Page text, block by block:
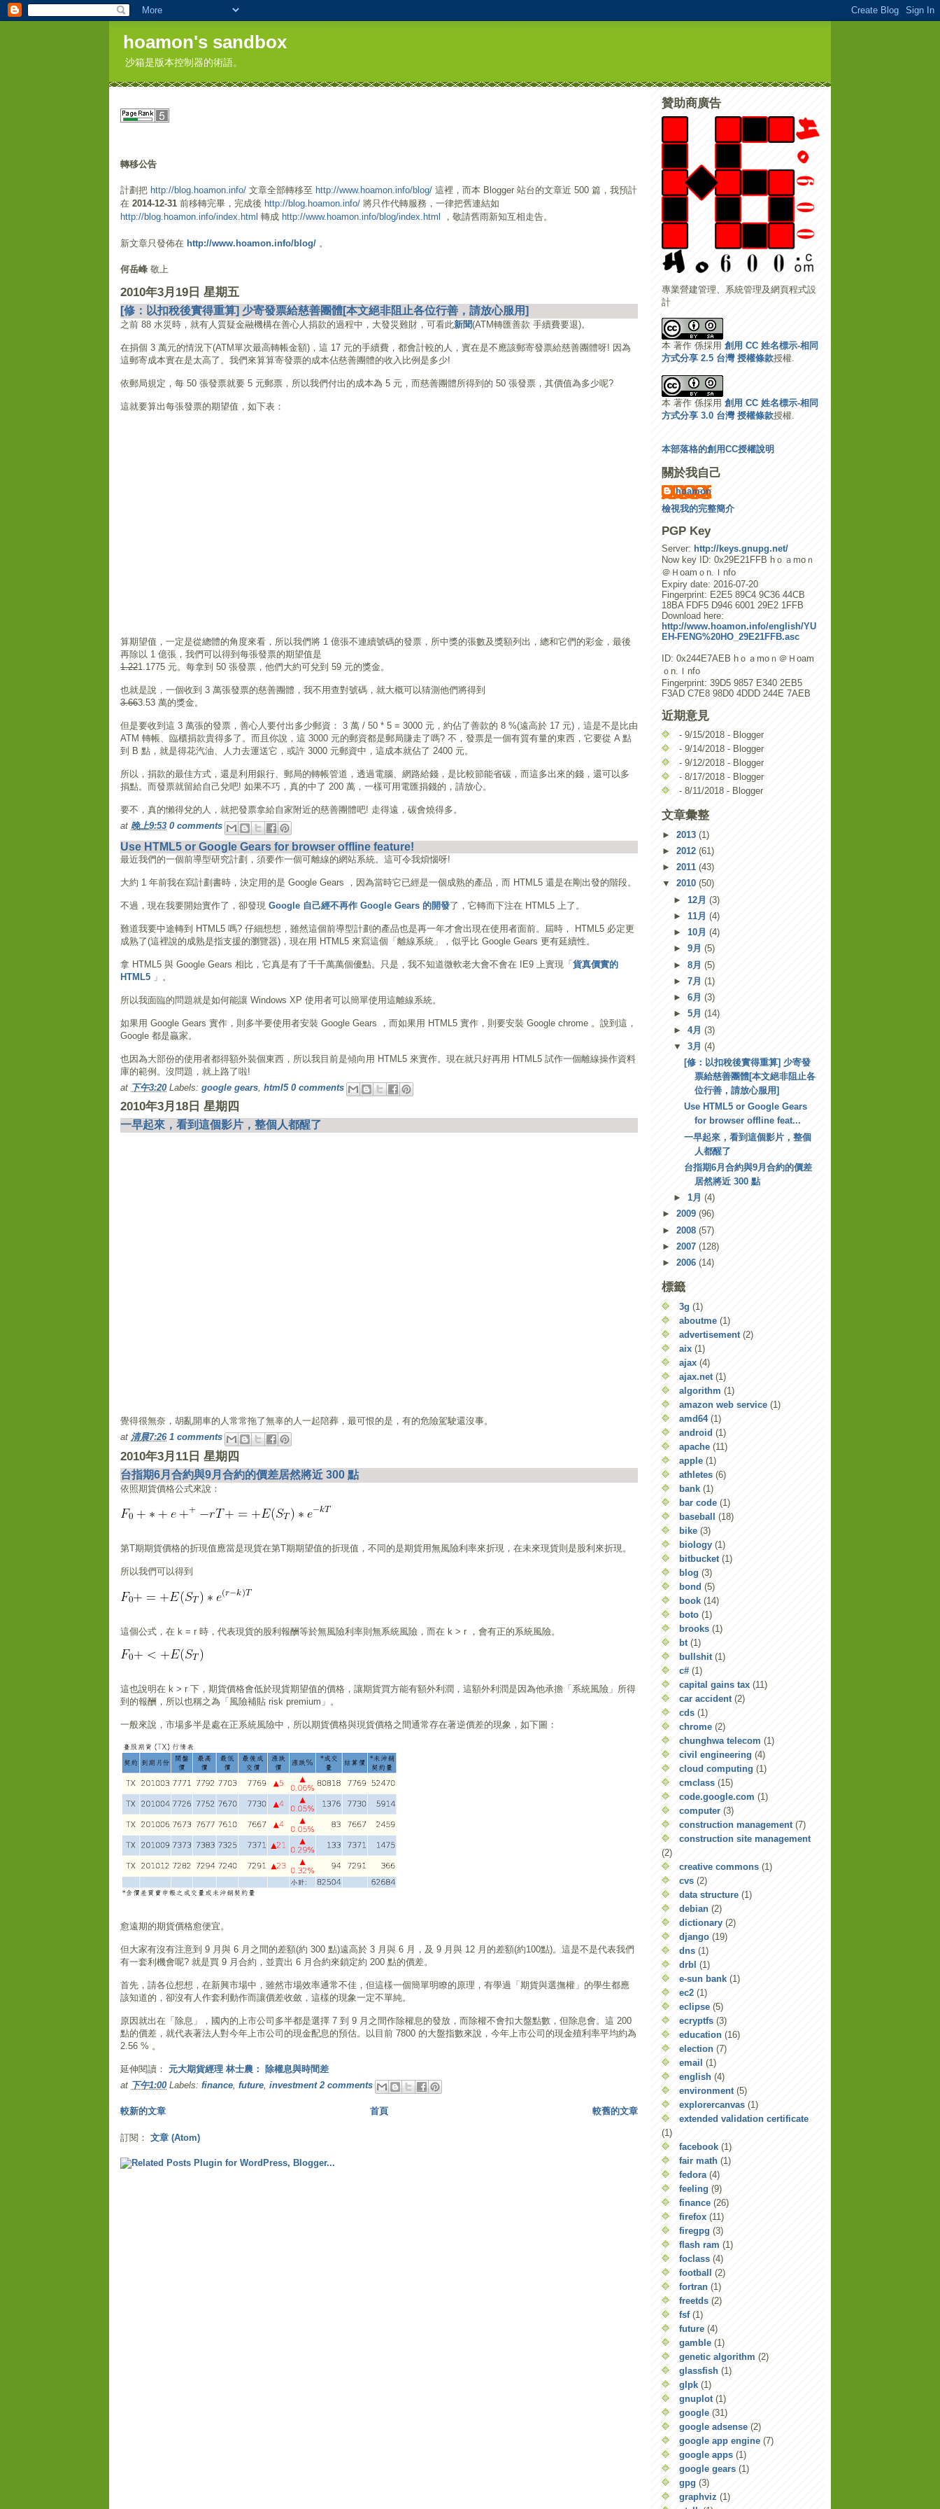
hoamon's sandbox
沙箱是版本控制器的術語。
轉移公告
計劃把 http://blog.hoamon.info/ 文章全部轉移至 http://www.hoamon.info/blog/ 這裡，而本 Blogger 站台的文章近 500 篇，我預計
在 2014-12-31 前移轉完畢，完成後 http://blog.hoamon.info/ 將只作代轉服務，一律把舊連結如
http://blog.hoamon.info/index.html 轉成 http://www.hoamon.info/blog/index.html ，敬請舊雨新知互相走告。
新文章只發佈在 http://www.hoamon.info/blog/ 。
何岳峰 敬上
2010年3月19日 星期五
[修：以扣稅後實得重算] 少寄發票給慈善團體[本文絕非阻止各位行善，請放心服用]
之前 88 水災時，就有人質疑金融機構在善心人捐款的過程中，大發災難財，可看此新聞(ATM轉匯善款 手續費要退)。
在捐個 3 萬元的情況下(ATM單次最高轉帳金額)，這 17 元的手續費，都會計較的人，實在是不應該郵寄發票給慈善團體呀! 因為
這郵寄成本實在是太高了。我們來算算寄發票的成本佔慈善團體的收入比例是多少!
依郵局規定，每 50 張發票就要 5 元郵票，所以我們付出的成本為 5 元，而慈善團體所得到的 50 張發票，其價值為多少呢?
這就要算出每張發票的期望值，如下表：
算期望值，一定是從總體的角度來看，所以我們將 1 億張不連續號碼的發票，所中獎的張數及獎額列出，總和它們的彩金，最後
再除以 1 億張，我們可以得到每張發票的期望值是
1.221.1775 元。每拿到 50 張發票，他們大約可兌到 59 元的獎金。
也就是說，一個收到 3 萬張發票的慈善團體，我不用查對號碼，就大概可以猜測他們將得到
3.663.53 萬的獎金。
但是要收到這 3 萬張的發票，善心人要付出多少郵資： 3 萬 / 50 * 5 = 3000 元，約佔了善款的 8 %(遠高於 17 元)，這是不是比由
ATM 轉帳、臨櫃捐款貴得多了。而且你說，這 3000 元的郵資都是郵局賺走了嗎? 不，發票是一個有質有量的東西，它要從 A 點
到 B 點，就是得花汽油、人力去運送它，或許 3000 元郵資中，這成本就佔了 2400 元。
所以，捐款的最佳方式，還是利用銀行、郵局的轉帳管道，透過電腦、網路給錢，是比較節能省碳，而這多出來的錢，還可以多
捐點。而發票就留給自己兌吧! 如果不巧，真的中了 200 萬，一樣可用電匯捐錢的，請放心。
要不，真的懶得兌的人，就把發票拿給自家附近的慈善團體吧! 走得遠，碳會燒得多。
at 晚上9:53 0 comments
Use HTML5 or Google Gears for browser offline feature!
最近我們的一個前導型研究計劃，須要作一個可離線的網站系統。這可令我煩惱呀!
大約 1 年前我在寫計劃書時，決定用的是 Google Gears ，因為當時它已經是一個成熟的產品，而 HTML5 還是在剛出發的階段。
不過，現在我要開始實作了，卻發現 Google 自己經不再作 Google Gears 的開發了，它轉而下注在 HTML5 上了。
難道我要中途轉到 HTML5 嗎? 仔細想想，雖然這個前導型計劃的產品也是再一年才會出現在使用者面前。屆時， HTML5 必定更
成熟了(這裡說的成熟是指支援的瀏覽器)，現在用 HTML5 來寫這個「離線系統」，似乎比 Google Gears 更有延續性。
拿 HTML5 與 Google Gears 相比，它真是有了千千萬萬個優點。只是，我不知道微軟老大會不會在 IE9 上實現「貨真價實的
HTML5 」。
所以我面臨的問題就是如何能讓 Windows XP 使用者可以簡單使用這離線系統。
如果用 Google Gears 實作，則多半要使用者安裝 Google Gears ，而如果用 HTML5 實作，則要安裝 Google chrome 。說到這，
Google 都是贏家。
也因為大部份的使用者都得額外裝個東西，所以我目前是傾向用 HTML5 來實作。現在就只好再用 HTML5 試作一個離線操作資料
庫的範例。沒問題，就上路了啦!
at 下午3:20 Labels: google gears html5 0 comments
2010年3月18日 星期四
一早起來，看到這個影片，整個人都醒了
覺得很無奈，胡亂開車的人常常拖了無辜的人一起陪葬，最可恨的是，有的危險駕駛還沒事。
at 清晨7:26 1 comments
2010年3月11日 星期四
台指期6月合約與9月合約的價差居然將近 300 點
依照期貨價格公式來說：
第T期期貨價格的折現值應當是現貨在第T期期望值的折現值，不同的是期貨用無風險利率來折現，在未來現貨則是股利來折現。
所以我們可以得到
這個公式，在 k = r 時，代表現貨的股利報酬等於無風險利率則無系統風險，而在 k > r ，會有正的系統風險。
這也說明在 k > r 下，期貨價格會低於現貨期望值的價格，讓期貨買方能有額外利潤，這額外利潤是因為他承擔「系統風險」所得
到的報酬，所以也稱之為「風險補貼 risk premium」。
一般來說，市場多半是處在正系統風險中，所以期貨價格與現貨價格之間通常存在著逆價差的現象，如下圖：
愈遠期的期貨價格愈便宜。
但大家有沒有注意到 9 月與 6 月之間的差額(約 300 點)遠高於 3 月與 6 月，及 9 月與 12 月的差額(約100點)。這是不是代表我們
有一套利機會呢? 就是買 9 月合約，並賣出 6 月合約來鎖定約 200 點的價差。
首先，請各位想想，在新興市場中，雖然市場效率通常不佳，但這樣一個簡單明瞭的原理，有學過「期貨與選撫權」的學生都應
該知道的，卻沒有人作套利動作而讓價差收斂，這樣的現象一定不單純。
原因就出在「除息」，國內的上市公司多半都是選擇 7 到 9 月之間作除權息的發放，而除權不會扣大盤點數，但除息會。這 200
點的價差，就代表著法人對今年上市公司的現金配息的預估。以目前 7800 的大盤指數來說，今年上市公司的現金殖利率平均約為
2.56 % 。
延伸閱讀： 元大期貨經理 林士農： 除權息與時間差
at 下午1:00 Labels: finance future investment 2 comments
較新的文章 較舊的文章
首頁
訂閱： 文章 (Atom)
贊助商廣告
專業營建管理、系統管理及網頁程式設
計
本 著作 係採用 創用 CC 姓名標示-相同
方式分享 2.5 台灣 授權條款授權.
本 著作 係採用 創用 CC 姓名標示-相同
方式分享 3.0 台灣 授權條款授權.
本部落格的創用CC授權說明
關於我自己
hoamon
檢視我的完整簡介
PGP Key
Server: http://keys.gnupg.net/
Now key ID: 0x29E21FFB hｏａmoｎ
＠Ｈoamｏn.Ｉnfo
Expiry date: 2016-07-20
Fingerprint: E2E5 89C4 9C36 44CB
18BA FDF5 D946 6001 29E2 1FFB
Download here:
http://www.hoamon.info/english/YU
EH-FENG%20HO_29E21FFB.asc
ID: 0x244E7AEB hｏａmoｎ＠Ｈoam
ｏn.Ｉnfo
Fingerprint: 39D5 9857 E340 2EB5
F3AD C7E8 98D0 4DDD 244E 7AEB
近期意見
- 9/15/2018 - Blogger
- 9/14/2018 - Blogger
- 9/12/2018 - Blogger
- 8/17/2018 - Blogger
- 8/11/2018 - Blogger
文章彙整
► 2013 (1)
► 2012 (61)
► 2011 (43)
▼ 2010 (50)
► 12月 (3)
► 11月 (4)
► 10月 (4)
► 9月 (5)
► 8月 (5)
► 7月 (1)
► 6月 (3)
► 5月 (14)
► 4月 (3)
▼ 3月 (4)
[修：以扣稅後實得重算] 少寄發
票給慈善團體[本文絕非阻止各
位行善，請放心服用]
Use HTML5 or Google Gears
for browser offline feat...
一早起來，看到這個影片，整個
人都醒了
台指期6月合約與9月合約的價差
居然將近 300 點
► 1月 (4)
► 2009 (96)
► 2008 (57)
► 2007 (128)
► 2006 (14)
標籤
3g (1)
aboutme (1)
advertisement (2)
aix (1)
ajax (4)
ajax.net (1)
algorithm (1)
amazon web service (1)
amd64 (1)
android (1)
apache (11)
apple (1)
athletes (6)
bank (1)
bar code (1)
baseball (18)
bike (3)
biology (1)
bitbucket (1)
blog (3)
bond (5)
book (14)
boto (1)
brooks (1)
bt (1)
bullshit (1)
c# (1)
capital gains tax (11)
car accident (2)
cds (1)
chrome (2)
chunghwa telecom (1)
civil engineering (4)
cloud computing (1)
cmclass (15)
code.google.com (1)
computer (3)
construction management (7)
construction site management
(2)
creative commons (1)
cvs (2)
data structure (1)
debian (2)
dictionary (2)
django (19)
dns (1)
drbl (1)
e-sun bank (1)
ec2 (1)
eclipse (5)
ecryptfs (3)
education (16)
election (7)
email (1)
english (4)
environment (5)
explorercanvas (1)
extended validation certificate
(1)
facebook (1)
fair math (1)
fedora (4)
feeling (9)
finance (26)
firefox (11)
firegpg (3)
flash ram (1)
foclass (4)
football (2)
fortran (1)
freetds (2)
fsf (1)
future (4)
gamble (1)
genetic algorithm (2)
glassfish (1)
glpk (1)
gnuplot (1)
google (31)
google adsense (2)
google app engine (7)
google apps (1)
google gears (1)
gpg (3)
graphviz (1)